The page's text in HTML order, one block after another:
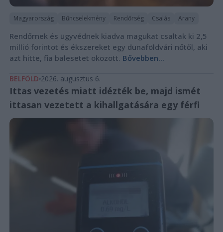
Magyarország Bűncselekmény Rendőrség Csalás Arany
Rendőrnek és ügyvédnek kiadva magukat csaltak ki 2,5
millió forintot és ékszereket egy dunaföldvári nőtől, aki
azt hitte, fia balesetet okozott. Bővebben...
BELFÖLD 2026. augusztus 6.
Ittas vezetés miatt idézték be, majd ismét
ittasan vezetett a kihallgatására egy férfi